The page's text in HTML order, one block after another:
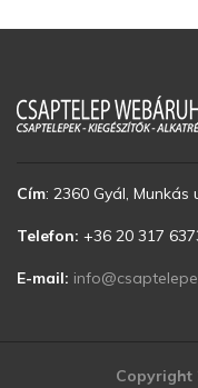
Cím: 2360 Gyál, Munkás
Telefon: +36 20 317
E-mail:
Copyright